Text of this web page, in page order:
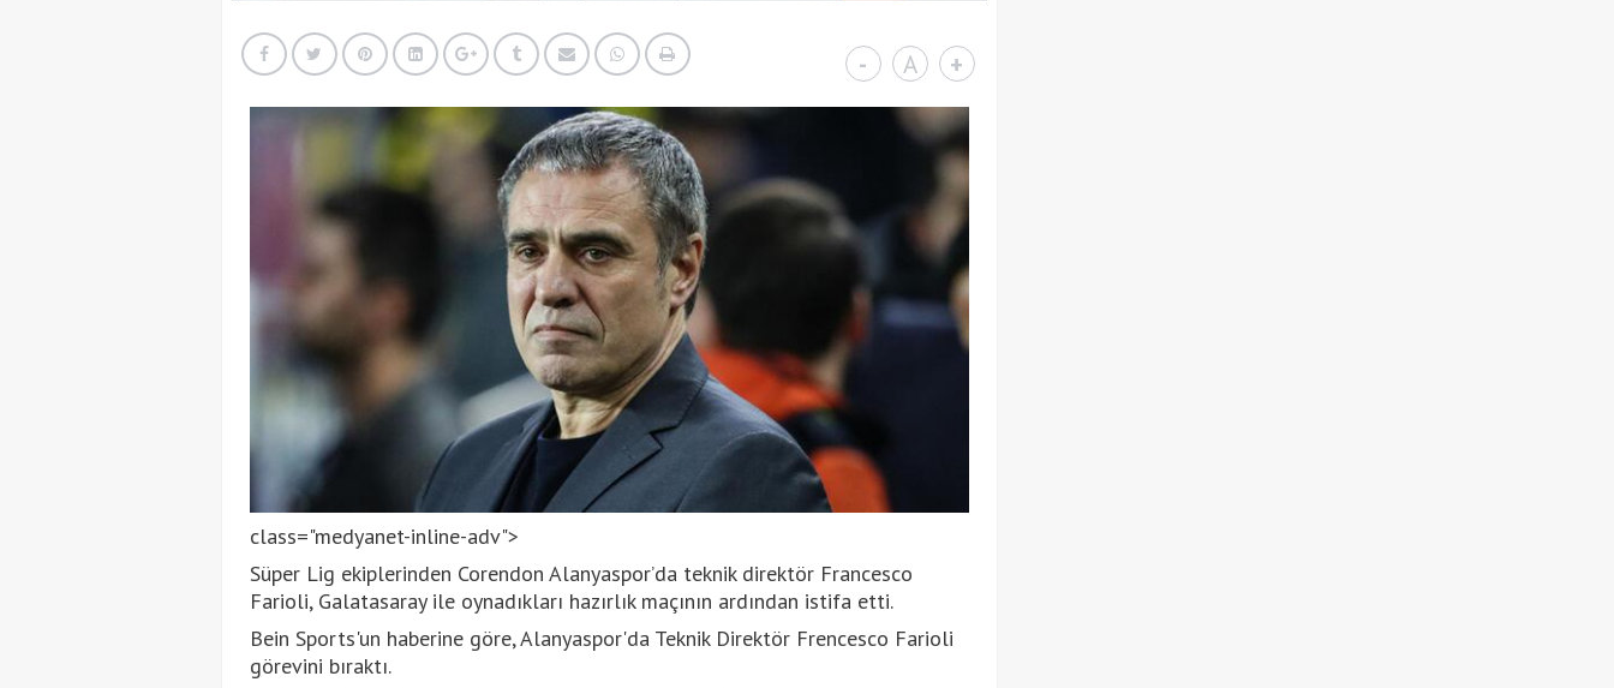
- A +
class="medyanet-inline-adv">
Süper Lig ekiplerinden Corendon Alanyaspor’da teknik direktör Francesco
Farioli, Galatasaray ile oynadıkları hazırlık maçının ardından istifa etti.
Bein Sports'un haberine göre, Alanyaspor'da Teknik Direktör Frencesco Farioli
görevini bıraktı.